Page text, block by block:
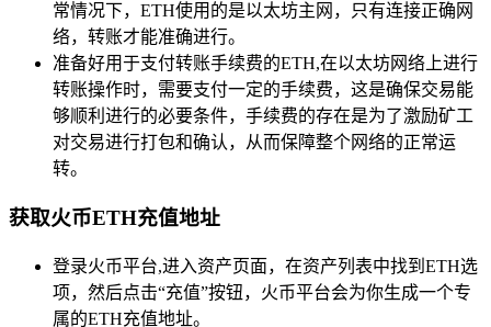
常情况下，ETH使用的是以太坊主网，只有连接正确网
络，转账才能准确进行。
准备好用于支付转账手续费的ETH,在以太坊网络上进行
转账操作时，需要支付一定的手续费，这是确保交易能
够顺利进行的必要条件，手续费的存在是为了激励矿工
对交易进行打包和确认，从而保障整个网络的正常运
转。
获取火币ETH充值地址
登录火币平台,进入资产页面，在资产列表中找到ETH选
项，然后点击“充值”按钮，火币平台会为你生成一个专
属的ETH充值地址。